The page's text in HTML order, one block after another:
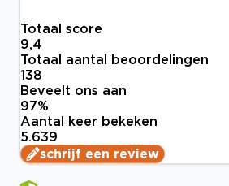
Totaal score
9,4
Totaal aantal beoordelingen
138
Beveelt ons aan
97%
Aantal keer bekeken
5.639
schrijf een review